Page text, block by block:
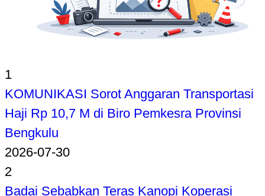
1
KOMUNIKASI Sorot Anggaran Transportasi
Haji Rp 10,7 M di Biro Pemkesra Provinsi
Bengkulu
2026-07-30
2
Badai Sebabkan Teras Kanopi Koperasi